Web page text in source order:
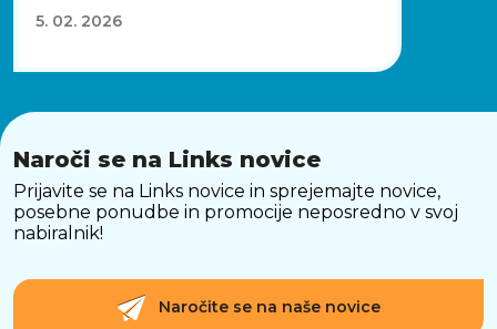
5. 02. 2026
Naroči se na Links novice
Prijavite se na Links novice in sprejemajte novice,
posebne ponudbe in promocije neposredno v svoj
nabiralnik!
Naročite se na naše novice